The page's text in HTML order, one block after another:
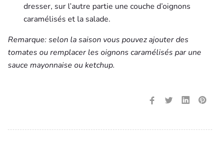
dresser, sur l’autre partie une couche d’oignons
caramélisés et la salade.
Remarque: selon la saison vous pouvez ajouter des
tomates ou remplacer les oignons caramélisés par une
sauce mayonnaise ou ketchup.